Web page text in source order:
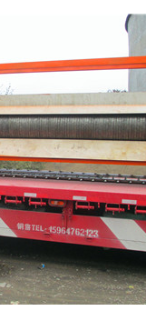
RCT系列全磁永磁滚筒